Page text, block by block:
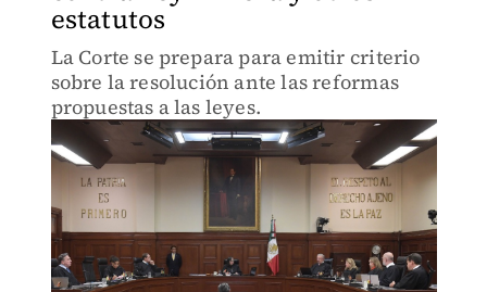
estatutos
La Corte se prepara para emitir criterio
sobre la resolución ante las reformas
propuestas a las leyes.